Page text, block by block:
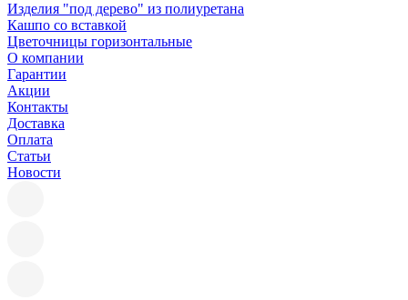
Изделия "под дерево" из полиуретана
Кашпо со вставкой
Цветочницы горизонтальные
О компании
Гарантии
Акции
Контакты
Доставка
Оплата
Статьи
Новости